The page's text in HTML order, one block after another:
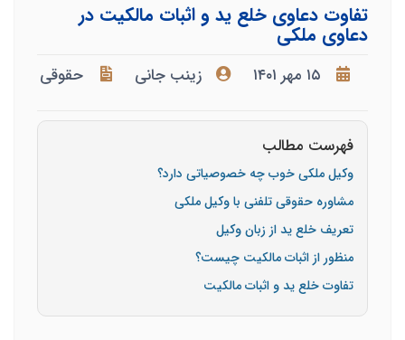
تفاوت دعاوی خلع ید و اثبات مالکیت در
دعاوی ملکی
۱۵ مهر ۱۴۰۱ زینب جانی حقوقی
فهرست مطالب
وکیل ملکی خوب چه خصوصیاتی دارد؟
مشاوره حقوقی تلفنی با وکیل ملکی
تعریف خلع ید از زبان وکیل
منظور از اثبات مالکیت چیست؟
تفاوت خلع ید و اثبات مالکیت